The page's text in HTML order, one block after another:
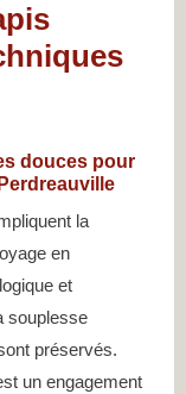
douces pour
la
en
et
souplesse
préservés.
un engagement